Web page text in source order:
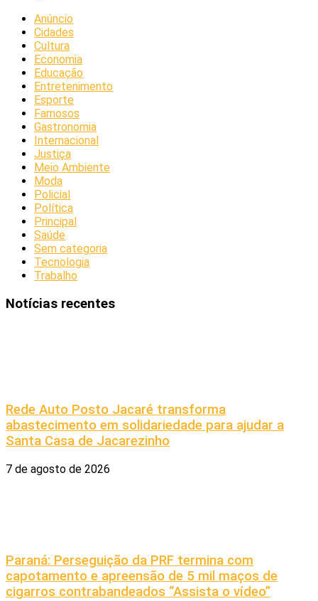
Anúncio
Cidades
Cultura
Economia
Educação
Entretenimento
Esporte
Famosos
Gastronomia
Internacional
Justiça
Meio Ambiente
Moda
Policial
Política
Principal
Saúde
Sem categoria
Tecnologia
Trabalho
Notícias recentes
Rede Auto Posto Jacaré transforma
abastecimento em solidariedade para ajudar a
Santa Casa de Jacarezinho
7 de agosto de 2026
Paraná: Perseguição da PRF termina com
capotamento e apreensão de 5 mil maços de
cigarros contrabandeados “Assista o vídeo”